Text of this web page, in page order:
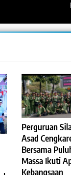
Perguruan
Asad
Bersama
Massa Ikuti
Kebangsaan